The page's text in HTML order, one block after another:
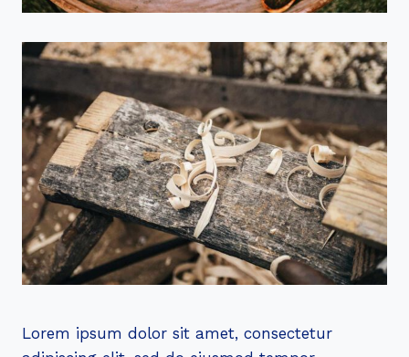
Lorem ipsum dolor sit amet, consectetur